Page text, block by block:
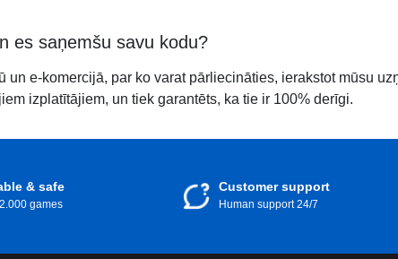
es saņemšu savu kodu?
e-komercijā, par ko varat pārliecināties, ierakstot mūsu
izplatītājiem, un tiek garantēts, ka tie ir 100% derīgi.
& safe
games
Customer support
Human support 24/7